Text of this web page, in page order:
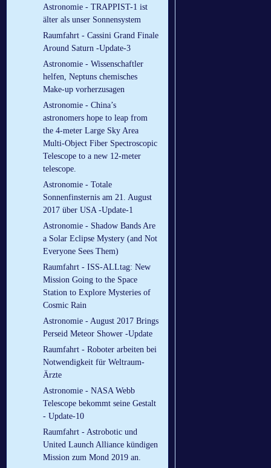
Astronomie - TRAPPIST-1 ist
älter als unser Sonnensystem
Raumfahrt - Cassini Grand Finale
Around Saturn -Update-3
Astronomie - Wissenschaftler
helfen, Neptuns chemisches
Make-up vorherzusagen
Astronomie - China’s
astronomers hope to leap from
the 4-meter Large Sky Area
Multi-Object Fiber Spectroscopic
Telescope to a new 12-meter
telescope.
Astronomie - Totale
Sonnenfinsternis am 21. August
2017 über USA -Update-1
Astronomie - Shadow Bands Are
a Solar Eclipse Mystery (and Not
Everyone Sees Them)
Raumfahrt - ISS-ALLtag: New
Mission Going to the Space
Station to Explore Mysteries of
Cosmic Rain
Astronomie - August 2017 Brings
Perseid Meteor Shower -Update
Raumfahrt - Roboter arbeiten bei
Notwendigkeit für Weltraum-
Ärzte
Astronomie - NASA Webb
Telescope bekommt seine Gestalt
- Update-10
Raumfahrt - Astrobotic und
United Launch Alliance kündigen
Mission zum Mond 2019 an.